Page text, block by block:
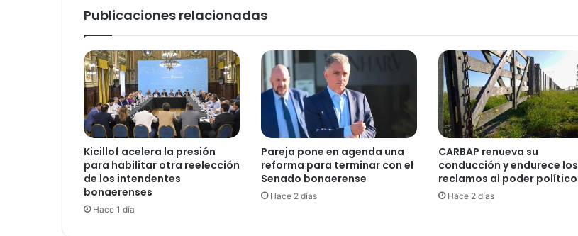
v
i
n
c
i
a
d
e
d
e
b
e
r
m
e
ó
l
i
n
t
e
r
p
e
Publicaciones relacionadas
Kicillof acelera la presión
para habilitar otra reelección
de los intendentes
bonaerenses
Hace 1 día
Pareja pone en agenda una
reforma para terminar con el
Senado bonaerense
Hace 2 días
CARBAP renueva su
conducción y endurece los
reclamos al poder político
Hace 2 días